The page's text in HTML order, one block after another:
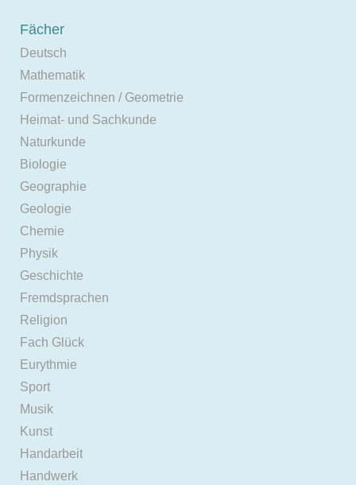
Fächer
Deutsch
Mathematik
Formenzeichnen / Geometrie
Heimat- und Sachkunde
Naturkunde
Biologie
Geographie
Geologie
Chemie
Physik
Geschichte
Fremdsprachen
Religion
Fach Glück
Eurythmie
Sport
Musik
Kunst
Handarbeit
Handwerk